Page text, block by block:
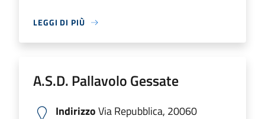
LEGGI DI PIÙ
A.S.D. Pallavolo Gessate
IndirizzoVia Repubblica, 20060